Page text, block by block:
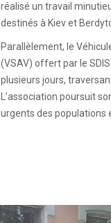
réalisé un travail
destinés à Kiev et
Parallèlement, le
(VSAV) offert par le
plusieurs jours,
L’association poursuit
urgents des populations